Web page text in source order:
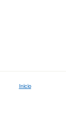
Inicio